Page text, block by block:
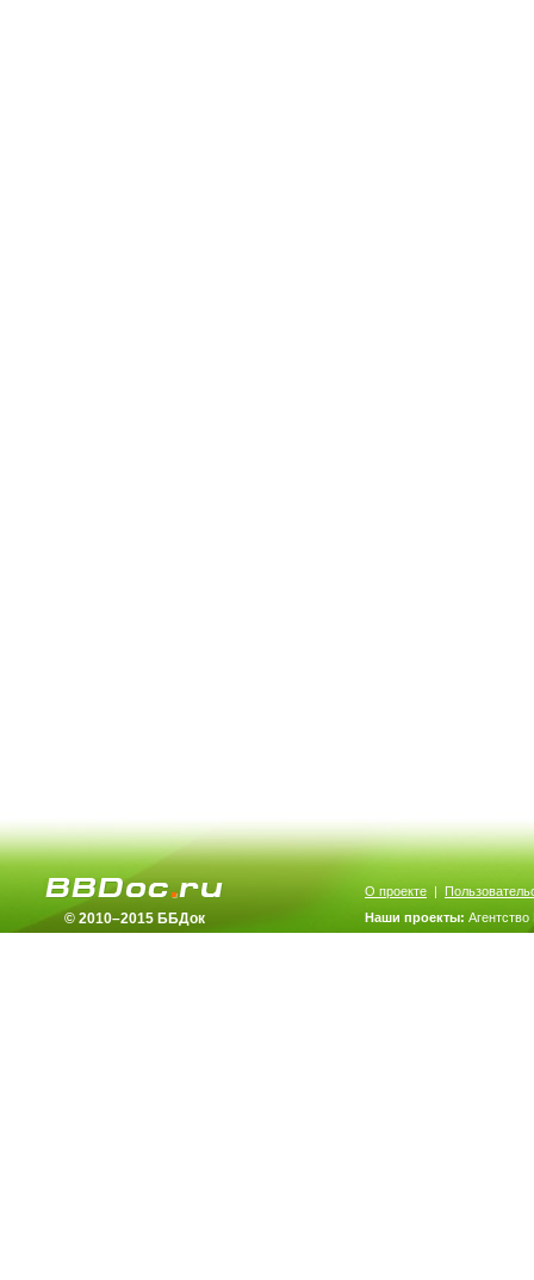
© 2010–2015 ББДок
О проекте |
Наши проекты: